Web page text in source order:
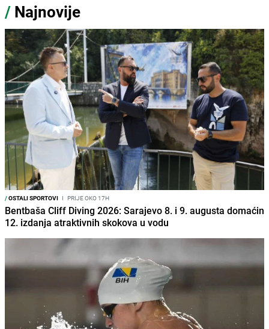
/ Najnovije
/OSTALI SPORTOVI I PRIJE OKO 17H
Bentbaša Cliff Diving 2026: Sarajevo 8. i 9. augusta domaćin
12. izdanja atraktivnih skokova u vodu